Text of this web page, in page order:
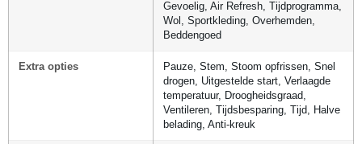
Gevoelig, Air Refresh, Tijdprogramma,
Wol, Sportkleding, Overhemden,
Beddengoed
Extra opties
Pauze, Stem, Stoom opfrissen, Snel
drogen, Uitgestelde start, Verlaagde
temperatuur, Droogheidsgraad,
Ventileren, Tijdsbesparing, Tijd, Halve
belading, Anti-kreuk